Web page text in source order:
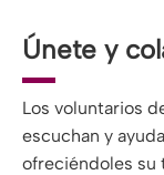
Únete y
Los voluntarios
escuchan y
ofreciéndoles su